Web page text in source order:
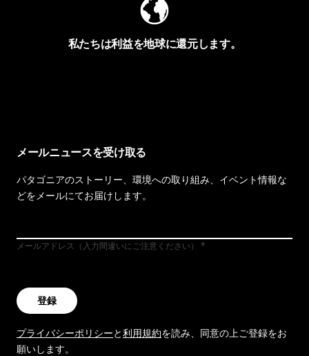
私たちは利益を地球に還元します。
メールニュースを受け取る
パタゴニアのストーリー、環境への取り組み、イベント情報な
どをメールにてお届けします。
メールアドレス（入力間違いにご注意ください）
登録
プライバシーポリシーと利用規約を読み、同意の上ご登録をお
願いします。